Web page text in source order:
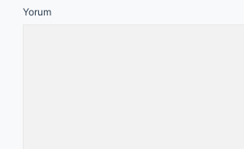
Yorum